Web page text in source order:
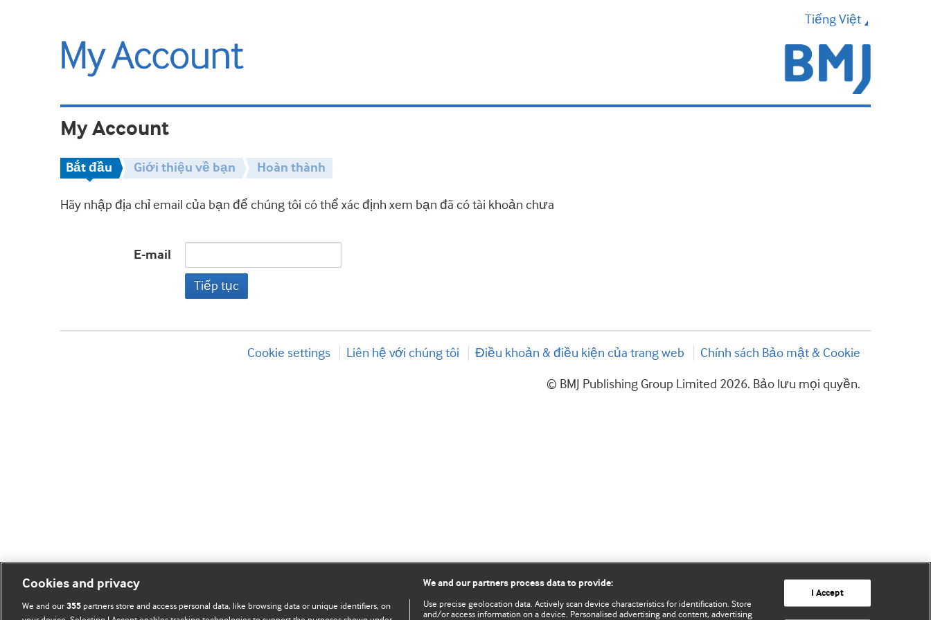
Tiếng Việt
My Account
Bắt đầu Giới thiệu về bạn Hoàn thành
Hãy nhập địa chỉ email của bạn để chúng tôi có thể xác định xem bạn đã có tài khoản chưa
E-mail
Tiếp tục
Cookie settings Liên hệ với chúng tôi Điều khoản & điều kiện của trang web Chính sách Bảo mật & Cookie
© BMJ Publishing Group Limited 2026. Bảo lưu mọi quyền.
Cookies and privacy
We and our355 partners store and access personal data, like browsing data or unique identifiers, on
We and our partners process data to provide:
Use precise geolocation data. Actively scan device characteristics for identification. Store
and/or access information on a device. Personalised advertising and content, advertising
I Accept